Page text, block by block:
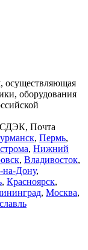
осуществляющая
оборудования
СДЭК, Почта
, Пермь,
, Нижний
, Владивосток,
на-Дону,
, Красноярск,
, Москва,